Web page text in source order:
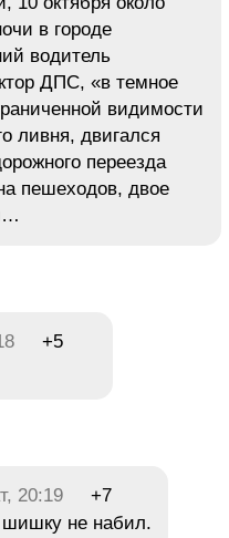
в городе
водитель
ДПС, «в темное
видимости
ливня, двигался
переезда
пешеходов, двое
+5
20:19
+7
шишку не набил.